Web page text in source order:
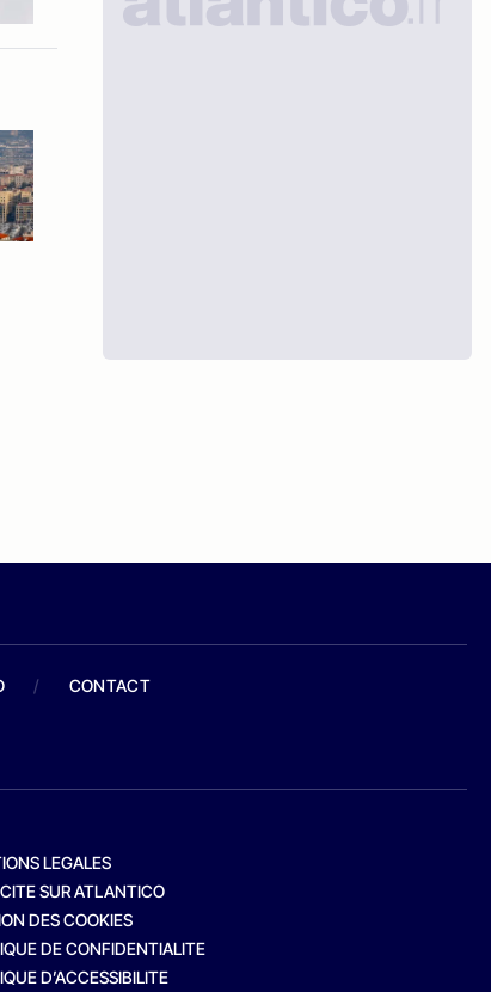
/ CONTACT
LEGALES
SUR ATLANTICO
DES COOKIES
DE CONFIDENTIALITE
D’ACCESSIBILITE